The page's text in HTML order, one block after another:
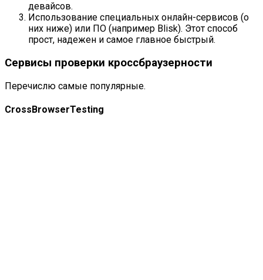
девайсов.
Использование специальных онлайн-сервисов (о
них ниже) или ПО (например Blisk). Этот способ
прост, надежен и самое главное быстрый.
Сервисы проверки кроссбраузерности
Перечислю самые популярные.
CrossBrowserTesting